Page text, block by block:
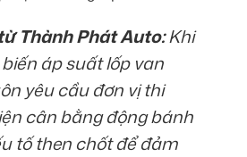
Thành Phát Auto:Khi
áp suất lốp van
yêu cầu đơn vị thi
cân bằng động bánh
tố then chốt để đảm